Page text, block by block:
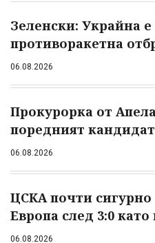
Зеленски: Украйна
противоракетна
06.08.2026
Прокурорка от
поредният
06.08.2026
ЦСКА почти
Европа след 3:0
06.08.2026